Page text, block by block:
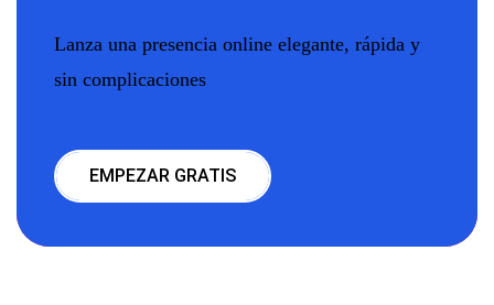
Lanza una presencia online elegante, rápida y
sin complicaciones
EMPEZAR GRATIS